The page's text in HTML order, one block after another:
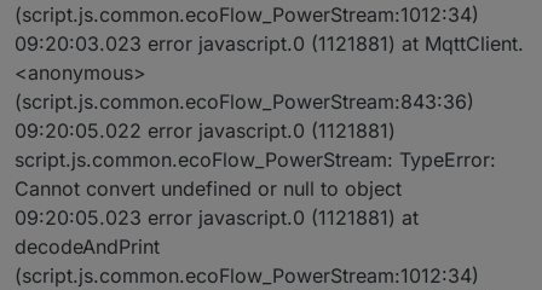
(script.js.common.ecoFlow_PowerStream:1012:34)
09:20:03.023 error javascript.0 (1121881) at MqttClient.
<anonymous>
(script.js.common.ecoFlow_PowerStream:843:36)
09:20:05.022 error javascript.0 (1121881)
script.js.common.ecoFlow_PowerStream: TypeError:
Cannot convert undefined or null to object
09:20:05.023 error javascript.0 (1121881) at
decodeAndPrint
(script.js.common.ecoFlow_PowerStream:1012:34)